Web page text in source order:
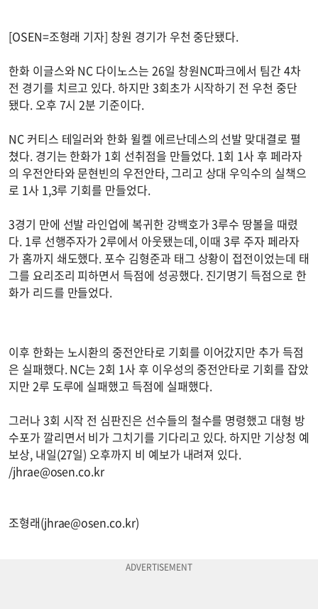
[OSEN=조형래 기자] 창원 경기가 우천 중단됐다.
한화 이글스와 NC 다이노스는 26일 창원NC파크에서 팀간 4차
전 경기를 치르고 있다. 하지만 3회초가 시작하기 전 우천 중단
됐다. 오후 7시 2분 기준이다.
NC 커티스 테일러와 한화 윌켈 에르난데스의 선발 맞대결로 펼
쳤다. 경기는 한화가 1회 선취점을 만들었다. 1회 1사 후 페라자
의 우전안타와 문현빈의 우전안타, 그리고 상대 우익수의 실책으
로 1사 1,3루 기회를 만들었다.
3경기 만에 선발 라인업에 복귀한 강백호가 3루수 땅볼을 때렸
다. 1루 선행주자가 2루에서 아웃됐는데, 이때 3루 주자 페라자
가 홈까지 쇄도했다. 포수 김형준과 태그 상황이 접전이었는데 태
그를 요리조리 피하면서 득점에 성공했다. 진기명기 득점으로 한
화가 리드를 만들었다.
이후 한화는 노시환의 중전안타로 기회를 이어갔지만 추가 득점
은 실패했다. NC는 2회 1사 후 이우성의 중전안타로 기회를 잡았
지만 2루 도루에 실패했고 득점에 실패했다.
그러나 3회 시작 전 심판진은 선수들의 철수를 명령했고 대형 방
수포가 깔리면서 비가 그치기를 기다리고 있다. 하지만 기상청 예
보상, 내일(27일) 오후까지 비 예보가 내려져 있다.
/jhrae@osen.co.kr
조형래(jhrae@osen.co.kr)